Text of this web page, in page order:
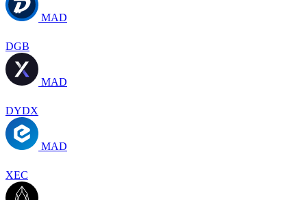
MAD
DGB
MAD
DYDX
MAD
XEC